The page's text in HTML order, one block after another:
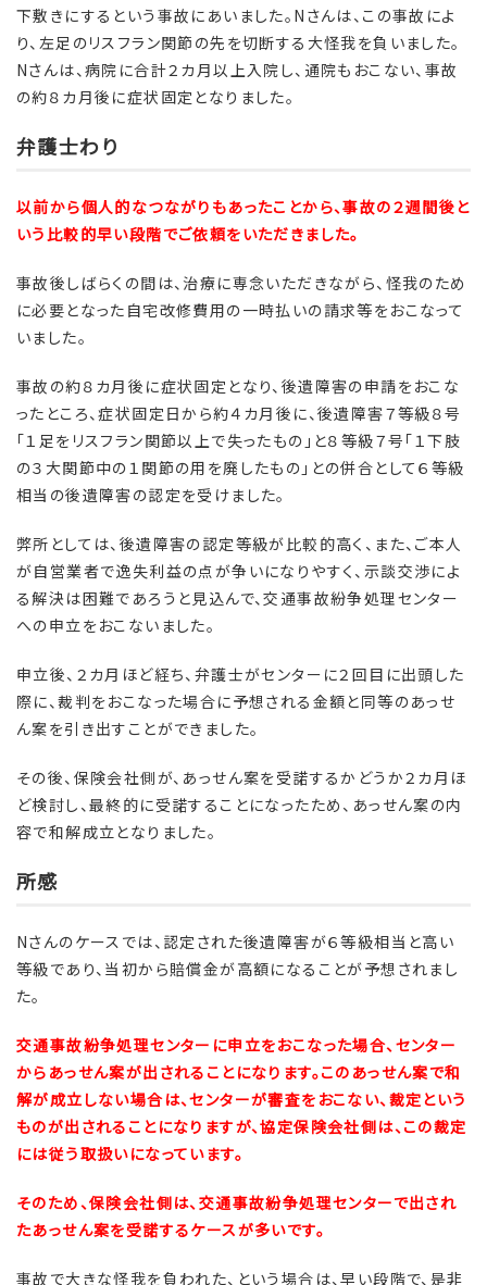
下敷きにするという事故にあいました。Nさんは、この事故によ
り、左足のリスフラン関節の先を切断する大怪我を負いました。
Nさんは、病院に合計２カ月以上入院し、通院もおこない、事故
の約８カ月後に症状固定となりました。
弁護士わり
以前から個人的なつながりもあったことから、事故の２週間後と
いう比較的早い段階でご依頼をいただきました。
事故後しばらくの間は、治療に専念いただきながら、怪我のため
に必要となった自宅改修費用の一時払いの請求等をおこなって
いました。
事故の約８カ月後に症状固定となり、後遺障害の申請をおこな
ったところ、症状固定日から約４カ月後に、後遺障害７等級８号
「１足をリスフラン関節以上で失ったもの」と８等級７号「１下肢
の３大関節中の１関節の用を廃したもの」との併合として６等級
相当の後遺障害の認定を受けました。
弊所としては、後遺障害の認定等級が比較的高く、また、ご本人
が自営業者で逸失利益の点が争いになりやすく、示談交渉によ
る解決は困難であろうと見込んで、交通事故紛争処理センター
への申立をおこないました。
申立後、２カ月ほど経ち、弁護士がセンターに２回目に出頭した
際に、裁判をおこなった場合に予想される金額と同等のあっせ
ん案を引き出すことができました。
その後、保険会社側が、あっせん案を受諾するかどうか２カ月ほ
ど検討し、最終的に受諾することになったため、あっせん案の内
容で和解成立となりました。
所感
Nさんのケースでは、認定された後遺障害が６等級相当と高い
等級であり、当初から賠償金が高額になることが予想されまし
た。
交通事故紛争処理センターに申立をおこなった場合、センター
からあっせん案が出されることになります。このあっせん案で和
解が成立しない場合は、センターが審査をおこない、裁定という
ものが出されることになりますが、協定保険会社側は、この裁定
には従う取扱いになっています。
そのため、保険会社側は、交通事故紛争処理センターで出され
たあっせん案を受諾するケースが多いです。
事故で大きな怪我を負われた、という場合は、早い段階で、是非